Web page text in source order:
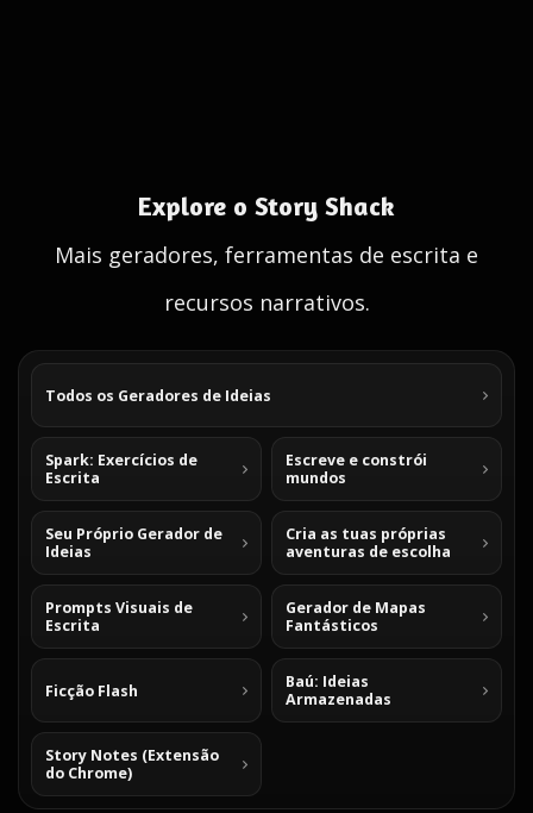
Explore o Story Shack
Mais geradores, ferramentas de escrita e
recursos narrativos.
Todos os Geradores de Ideias
Spark: Exercícios de
Escrita
Escreve e constrói
mundos
Seu Próprio Gerador de
Ideias
Cria as tuas próprias
aventuras de escolha
Prompts Visuais de
Escrita
Gerador de Mapas
Fantásticos
Ficção Flash
Baú: Ideias
Armazenadas
Story Notes (Extensão
do Chrome)